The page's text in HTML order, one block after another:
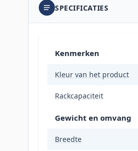
SPECIFICATIES
Kenmerken
Kleur van het product
Rackcapaciteit
Gewicht en omvang
Breedte